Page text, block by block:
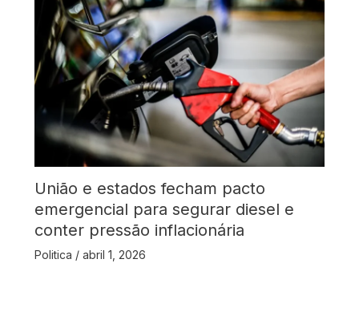
União e estados fecham pacto
emergencial para segurar diesel e
conter pressão inflacionária
Politica / abril 1, 2026